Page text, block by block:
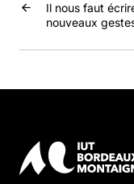
Il nous faut
nouveaux